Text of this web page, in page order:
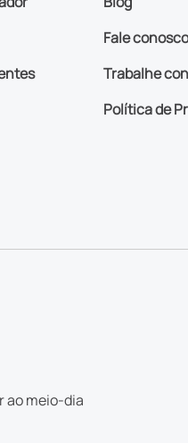
Fale
Trabalhe
Política de
ao meio-dia